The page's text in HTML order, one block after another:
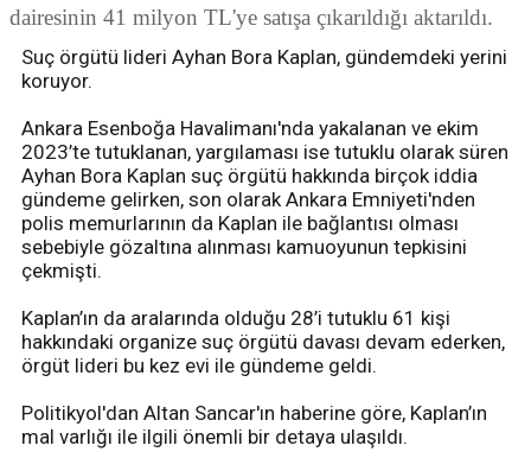
dairesinin 41 milyon TL'ye satışa çıkarıldığı aktarıldı.
Suç örgütü lideri Ayhan Bora Kaplan, gündemdeki yerini
koruyor.
Ankara Esenboğa Havalimanı'nda yakalanan ve ekim
2023’te tutuklanan, yargılaması ise tutuklu olarak süren
Ayhan Bora Kaplan suç örgütü hakkında birçok iddia
gündeme gelirken, son olarak Ankara Emniyeti'nden
polis memurlarının da Kaplan ile bağlantısı olması
sebebiyle gözaltına alınması kamuoyunun tepkisini
çekmişti.
Kaplan’ın da aralarında olduğu 28’i tutuklu 61 kişi
hakkındaki organize suç örgütü davası devam ederken,
örgüt lideri bu kez evi ile gündeme geldi.
Politikyol'dan Altan Sancar'ın haberine göre, Kaplan’ın
mal varlığı ile ilgili önemli bir detaya ulaşıldı.